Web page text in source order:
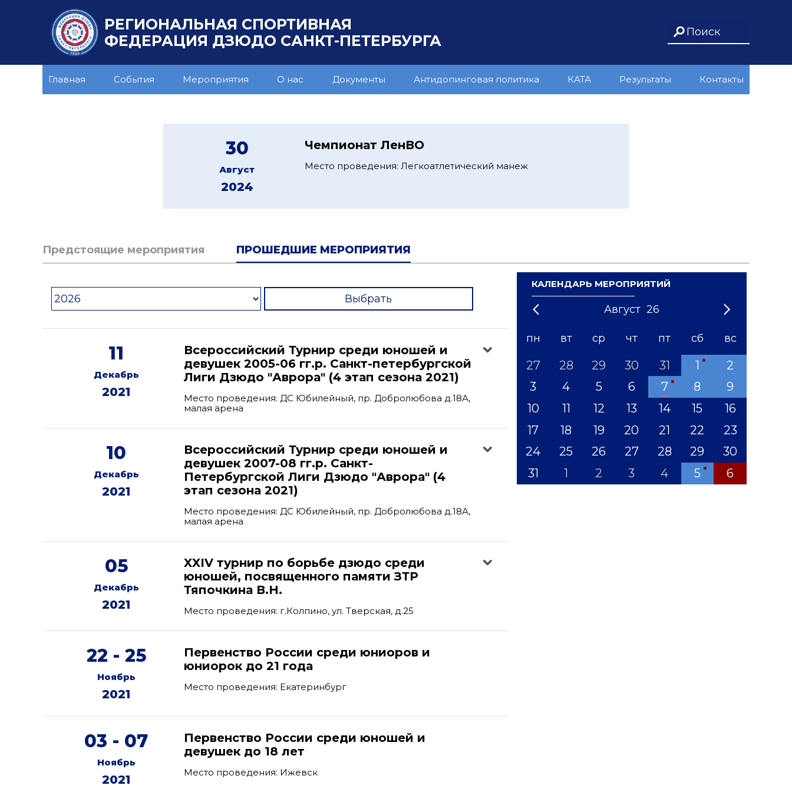
РЕГИОНАЛЬНАЯ СПОРТИВНАЯ
ФЕДЕРАЦИЯ ДЗЮДО САНКТ-ПЕТЕРБУРГА
Главная События Мероприятия О нас Документы Антидопинговая политика КАТА Результаты Контакты
30
Август
2024
Чемпионат ЛенВО
Место проведения: Легкоатлетический манеж
Предстоящие мероприятия ПРОШЕДШИЕ МЕРОПРИЯТИЯ
Выбрать
11
Декабрь
2021
Всероссийский Турнир среди юношей и
девушек 2005-06 гг.р. Санкт-петербургской
Лиги Дзюдо "Аврора" (4 этап сезона 2021)
Место проведения: ДС Юбилейный, пр. Добролюбова д.18А,
малая арена
10
Декабрь
2021
Всероссийский Турнир среди юношей и
девушек 2007-08 гг.р. Санкт-
Петербургской Лиги Дзюдо "Аврора" (4
этап сезона 2021)
Место проведения: ДС Юбилейный, пр. Добролюбова д.18А,
малая арена
05
Декабрь
2021
XXIV турнир по борьбе дзюдо среди
юношей, посвященного памяти ЗТР
Тяпочкина В.Н.
Место проведения: г.Колпино, ул. Тверская, д.25
22 - 25
Ноябрь
2021
Первенство России среди юниоров и
юниорок до 21 года
Место проведения: Екатеринбург
03 - 07
Ноябрь
2021
Первенство России среди юношей и
девушек до 18 лет
Место проведения: Ижевск
КАЛЕНДАРЬ МЕРОПРИЯТИЙ
Август 26
1 3 5 8 10 12
'21 '23 '24 '25 '26 '27 '28 '29 '31
пн вт ср чт пт сб вс
27 28 29 30 31 1
2
3
4 5 6 7 8
9
10
11 12 13 14 15
16
17
18 19 20 21 22
23
24
25 26 27 28 29
30
31
1 2 3 4 5 6